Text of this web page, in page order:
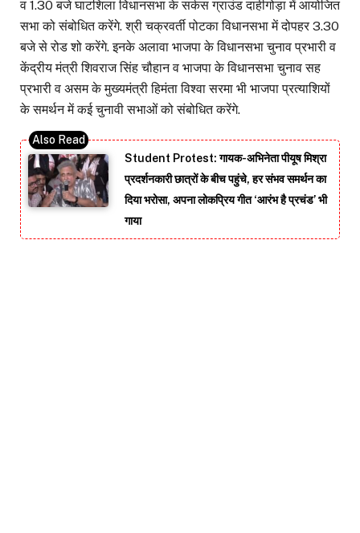
व 1.30 बजे घाटशिला विधानसभा के सर्कस ग्राउंड दाहीगोड़ा में आयोजित
सभा को संबोधित करेंगे. श्री चक्रवर्ती पोटका विधानसभा में दोपहर 3.30
बजे से रोड शो करेंगे. इनके अलावा भाजपा के विधानसभा चुनाव प्रभारी व
केंद्रीय मंत्री शिवराज सिंह चौहान व भाजपा के विधानसभा चुनाव सह
प्रभारी व असम के मुख्यमंत्री हिमंता विश्वा सरमा भी भाजपा प्रत्याशियों
के समर्थन में कई चुनावी सभाओं को संबोधित करेंगे.
Student Protest: गायक-अभिनेता पीयूष मिश्रा
प्रदर्शनकारी छात्रों के बीच पहुंचे, हर संभव समर्थन का
दिया भरोसा, अपना लोकप्रिय गीत ‘आरंभ है प्रचंड’ भी
गाया